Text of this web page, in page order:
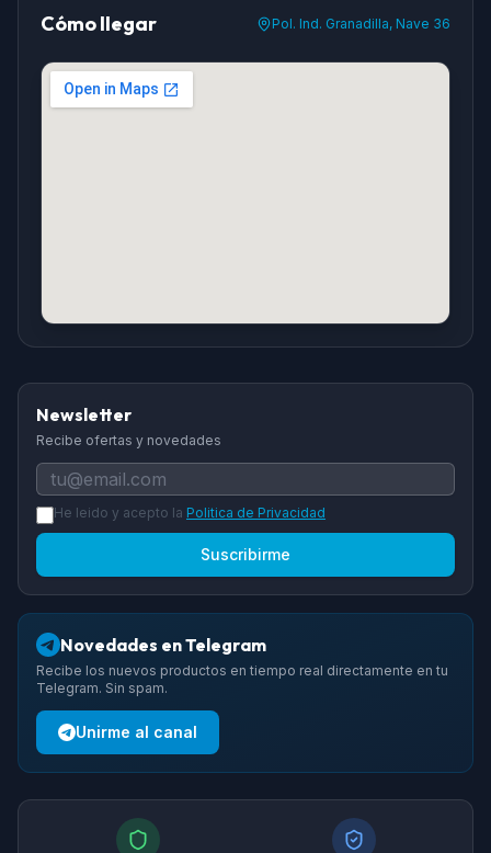
Cómo llegar Pol. Ind. Granadilla, Nave 36
Newsletter
Recibe ofertas y novedades
He leido y acepto la Politica de Privacidad
Suscribirme
Novedades en Telegram
Recibe los nuevos productos en tiempo real directamente en tu
Telegram. Sin spam.
Unirme al canal